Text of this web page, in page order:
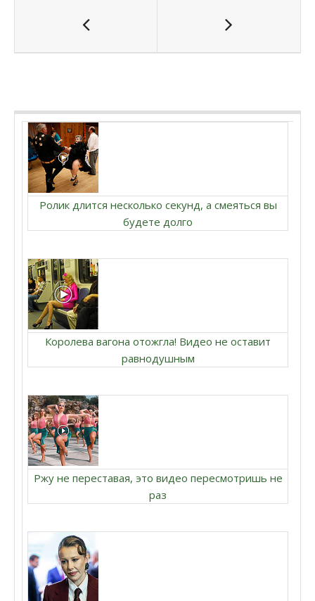
Ролик длится несколько секунд, а смеяться вы
будете долго
Королева вагона отожгла! Видео не оставит
равнодушным
Ржу не переставая, это видео пересмотришь не
раз